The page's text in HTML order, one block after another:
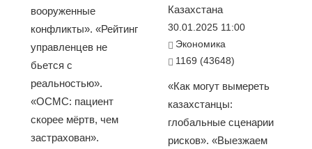
вооруженные
конфликты». «Рейтинг
управленцев не
бьется с
реальностью».
«ОСМС: пациент
скорее мёртв, чем
застрахован».
Казахстана
30.01.2025 11:00
Экономика
1169 (43648)
«Как могут вымереть
казахстанцы:
глобальные сценарии
рисков». «Выезжаем